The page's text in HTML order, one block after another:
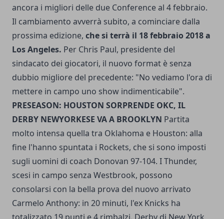
ancora i migliori delle due Conference al 4 febbraio.
Il cambiamento avverrà subito, a cominciare dalla
prossima edizione, che si terrà il 18 febbraio 2018 a
Los Angeles. Per Chris Paul, presidente del
sindacato dei giocatori, il nuovo format è senza
dubbio migliore del precedente: "No vediamo l'ora di
mettere in campo uno show indimenticabile".
PRESEASON: HOUSTON SORPRENDE OKC, IL
DERBY NEWYORKESE VA A BROOKLYN Partita
molto intensa quella tra Oklahoma e Houston: alla
fine l'hanno spuntata i Rockets, che si sono imposti
sugli uomini di coach Donovan 97-104. I Thunder,
scesi in campo senza Westbrook, possono
consolarsi con la bella prova del nuovo arrivato
Carmelo Anthony: in 20 minuti, l'ex Knicks ha